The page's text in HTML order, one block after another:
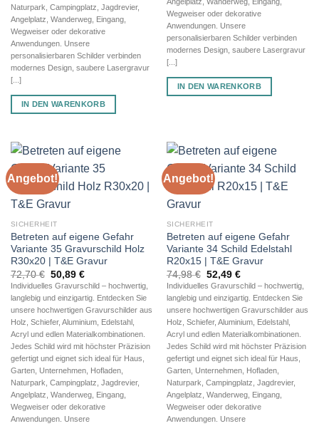
Naturpark, Campingplatz, Jagdrevier,
Angelplatz, Wanderweg, Eingang,
Wegweiser oder dekorative
Anwendungen. Unsere
personalisierbaren Schilder verbinden
modernes Design, saubere Lasergravur
[...]
IN DEN WARENKORB
Wegweiser oder dekorative
Anwendungen. Unsere
personalisierbaren Schilder verbinden
modernes Design, saubere Lasergravur
[...]
IN DEN WARENKORB
Angebot!
SICHERHEIT
Betreten auf eigene Gefahr
Variante 35 Gravurschild Holz
R30x20 | T&E Gravur
72,70€ Ursprünglicher
Preis
war:
72,70 €
50,89 €Aktueller
Preis
ist:
50,89 €.
Individuelles Gravurschild – hochwertig,
langlebig und einzigartig. Entdecken Sie
unsere hochwertigen Gravurschilder aus
Holz, Schiefer, Aluminium, Edelstahl,
Acryl und edlen Materialkombinationen.
Jedes Schild wird mit höchster Präzision
gefertigt und eignet sich ideal für Haus,
Garten, Unternehmen, Hofladen,
Naturpark, Campingplatz, Jagdrevier,
Angelplatz, Wanderweg, Eingang,
Wegweiser oder dekorative
Anwendungen. Unsere
Angebot!
SICHERHEIT
Betreten auf eigene Gefahr
Variante 34 Schild Edelstahl
R20x15 | T&E Gravur
74,98€ Ursprünglicher
Preis
war:
74,98 €
52,49 €Aktueller
Preis
ist:
52,49 €.
Individuelles Gravurschild – hochwertig,
langlebig und einzigartig. Entdecken Sie
unsere hochwertigen Gravurschilder aus
Holz, Schiefer, Aluminium, Edelstahl,
Acryl und edlen Materialkombinationen.
Jedes Schild wird mit höchster Präzision
gefertigt und eignet sich ideal für Haus,
Garten, Unternehmen, Hofladen,
Naturpark, Campingplatz, Jagdrevier,
Angelplatz, Wanderweg, Eingang,
Wegweiser oder dekorative
Anwendungen. Unsere